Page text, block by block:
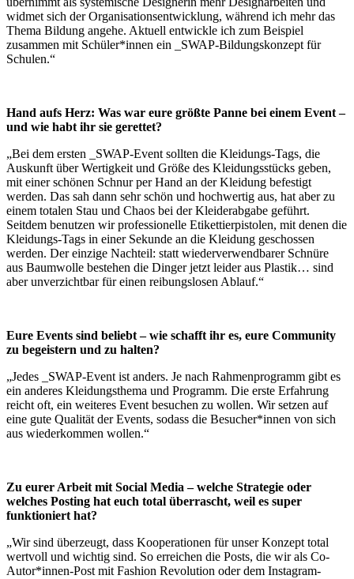
widmet sich der Organisationsentwicklung, während ich mehr das
Thema Bildung angehe. Aktuell entwickle ich zum Beispiel
zusammen mit Schüler*innen ein _SWAP-Bildungskonzept für
Schulen.“
Hand aufs Herz: Was war eure größte Panne bei einem Event –
und wie habt ihr sie gerettet?
„Bei dem ersten _SWAP-Event sollten die Kleidungs-Tags, die
Auskunft über Wertigkeit und Größe des Kleidungsstücks geben,
mit einer schönen Schnur per Hand an der Kleidung befestigt
werden. Das sah dann sehr schön und hochwertig aus, hat aber zu
einem totalen Stau und Chaos bei der Kleiderabgabe geführt.
Seitdem benutzen wir professionelle Etikettierpistolen, mit denen die
Kleidungs-Tags in einer Sekunde an die Kleidung geschossen
werden. Der einzige Nachteil: statt wiederverwendbarer Schnüre
aus Baumwolle bestehen die Dinger jetzt leider aus Plastik… sind
aber unverzichtbar für einen reibungslosen Ablauf.“
Eure Events sind beliebt – wie schafft ihr es, eure Community
zu begeistern und zu halten?
„Jedes _SWAP-Event ist anders. Je nach Rahmenprogramm gibt es
ein anderes Kleidungsthema und Programm. Die erste Erfahrung
reicht oft, ein weiteres Event besuchen zu wollen. Wir setzen auf
eine gute Qualität der Events, sodass die Besucher*innen von sich
aus wiederkommen wollen.“
Zu eurer Arbeit mit Social Media – welche Strategie oder
welches Posting hat euch total überrascht, weil es super
funktioniert hat?
„Wir sind überzeugt, dass Kooperationen für unser Konzept total
wertvoll und wichtig sind. So erreichen die Posts, die wir als Co-
Autor*innen-Post mit Fashion Revolution oder dem Instagram-